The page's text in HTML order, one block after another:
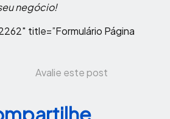
negócio!
title=”Formulário Página
Avalie este post